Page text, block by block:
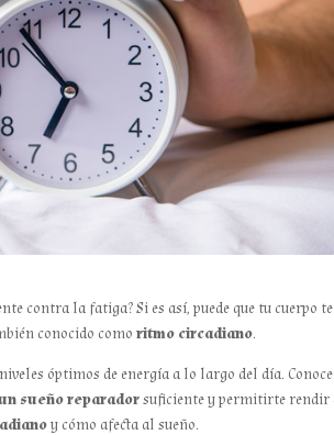
contra la fatiga? Si es así, puede que tu cuerpo te
conocido como ritmo circadiano.
óptimos de energía a lo largo del día.
sueño reparadorsuficiente y permitirte rendir
y cómo afecta al sueño.